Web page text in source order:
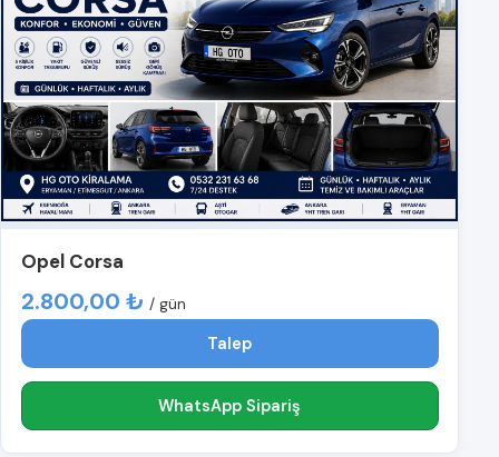
Opel Corsa
2.800,00 ₺ / gün
Talep
WhatsApp Sipariş